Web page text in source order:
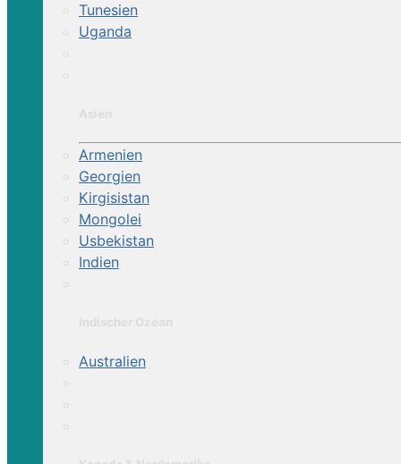
Tunesien
Uganda
Armenien
Georgien
Kirgisistan
Mongolei
Usbekistan
Indien
Australien